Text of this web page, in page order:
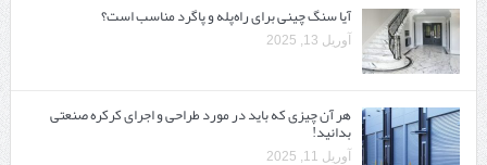
آیا سنگ چینی برای راه‌پله و پاگرد مناسب است؟
آوریل 13, 2025
هر آن چیزی که باید در مورد طراحی و اجرای کرکره صنعتی
بدانید!
آوریل 11, 2025